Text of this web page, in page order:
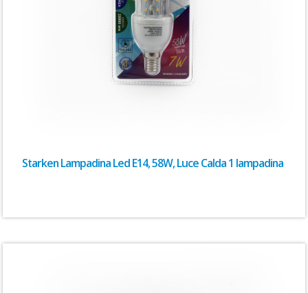
Starken Lampadina Led E14, 58W, Luce Calda 1 lampadina